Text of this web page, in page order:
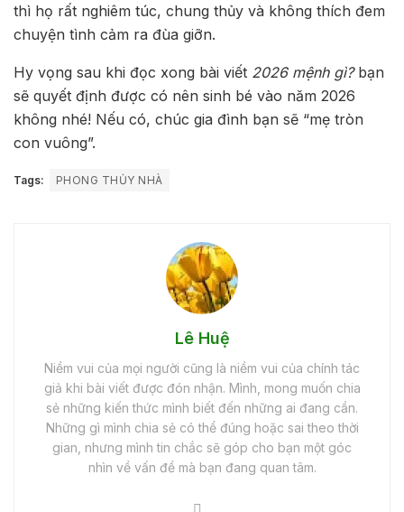
thì họ rất nghiêm túc, chung thủy và không thích đem
chuyện tình cảm ra đùa giỡn.
Hy vọng sau khi đọc xong bài viết 2026 mệnh gì?bạn
sẽ quyết định được có nên sinh bé vào năm 2026
không nhé! Nếu có, chúc gia đình bạn sẽ “mẹ tròn
con vuông”.
Tags: PHONG THỦY NHÀ
Lê Huệ
Niềm vui của mọi người cũng là niềm vui của chính tác
giả khi bài viết được đón nhận. Mình, mong muốn chia
sẻ những kiến thức mình biết đến những ai đang cần.
Những gì mình chia sẻ có thể đúng hoặc sai theo thời
gian, nhưng mình tin chắc sẽ góp cho bạn một góc
nhìn về vấn đề mà bạn đang quan tâm.